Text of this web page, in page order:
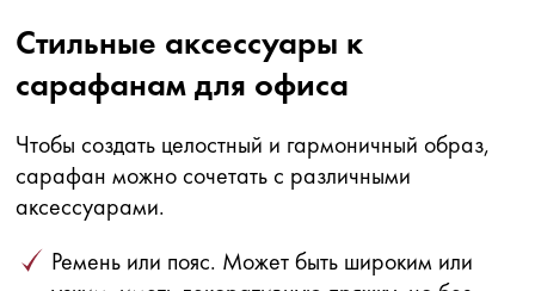
Стильные аксессуары к
сарафанам для офиса
Чтобы создать целостный и гармоничный образ,
сарафан можно сочетать с различными
аксессуарами.
Ремень или пояс. Может быть широким или